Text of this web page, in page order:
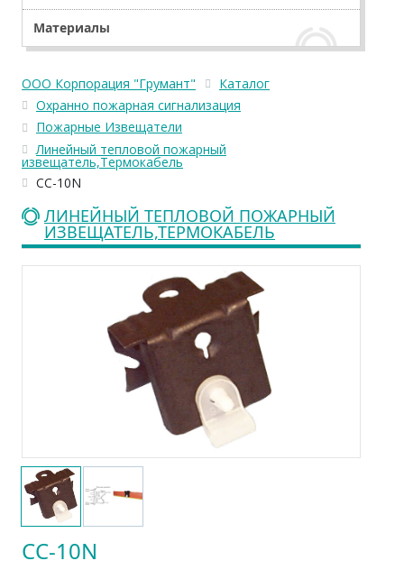
Материалы
ООО Корпорация "Грумант"
Каталог
Охранно пожарная сигнализация
Пожарные Извещатели
Линейный тепловой пожарный
извещатель,Термокабель
CC-10N
ЛИНЕЙНЫЙ ТЕПЛОВОЙ ПОЖАРНЫЙ
ИЗВЕЩАТЕЛЬ,ТЕРМОКАБЕЛЬ
CC-10N